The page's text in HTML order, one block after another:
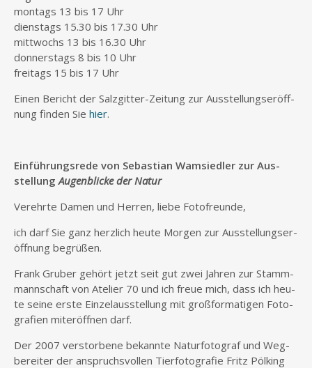
mon­tags 13 bis 17 Uhr
diens­tags 15.30 bis 17.30 Uhr
mitt­wochs 13 bis 16.30 Uhr
don­ners­tags 8 bis 10 Uhr
frei­tags 15 bis 17 Uhr
Einen Bericht der Salz­git­ter-Zei­tung zur Aus­stel­lungs­er­öff­
nung fin­den Sie hier.
Ein­füh­rungs­re­de von Sebas­ti­an Wamsied­ler zur Aus­
stel­lungAugen­bli­cke der Natur
Ver­ehr­te Damen und Her­ren, lie­be Fotofreunde,
ich darf Sie ganz herz­lich heu­te Mor­gen zur Aus­stel­lungs­er­
öff­nung begrüßen.
Frank Gru­ber gehört jetzt seit gut zwei Jah­ren zur Stamm­
mann­schaft von Ate­lier 70 und ich freue mich, dass ich heu­
te sei­ne ers­te Ein­zel­aus­stel­lung mit groß­for­ma­ti­gen Foto­
gra­fien mit­er­öff­nen darf.
Der 2007 ver­stor­be­ne bekann­te Natur­fo­to­graf und Weg­
be­rei­ter der anspruchs­vol­len Tier­fo­to­gra­fie Fritz Pöl­king